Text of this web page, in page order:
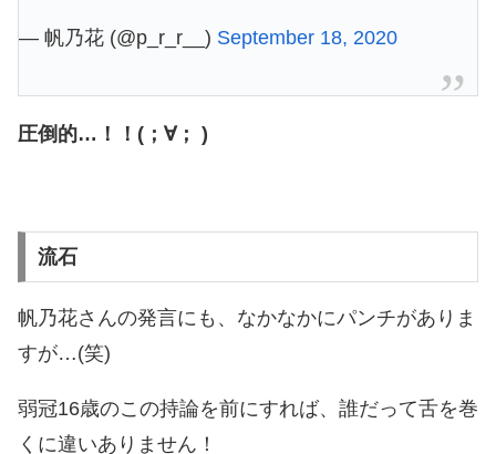
— 帆乃花 (@p_r_r__) September 18, 2020
圧倒的…！！(；∀； )
流石
帆乃花さんの発言にも、なかなかにパンチがありま
すが…(笑)
弱冠16歳のこの持論を前にすれば、誰だって舌を巻
くに違いありません！